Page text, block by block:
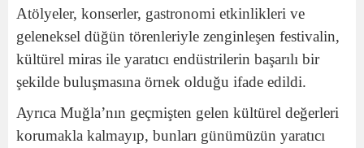
Atölyeler, konserler, gastronomi etkinlikleri ve
geleneksel düğün törenleriyle zenginleşen festivalin,
kültürel miras ile yaratıcı endüstrilerin başarılı bir
şekilde buluşmasına örnek olduğu ifade edildi.
Ayrıca Muğla’nın geçmişten gelen kültürel değerleri
korumakla kalmayıp, bunları günümüzün yaratıcı